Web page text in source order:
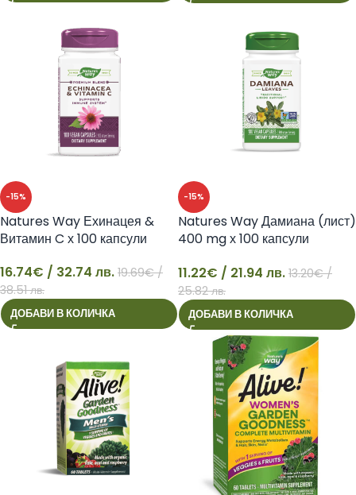
-15%
16
Natures Way Ехинацея &
Витамин C х 100 капсули
16.74€ / 32.74 лв. 19.69€/
38.51 лв.
ДОБАВИ В КОЛИЧКА
-15%
11
Natures Way Дамиана (лист)
400 mg х 100 капсули
11.22€ / 21.94 лв. 13.20€/
25.82 лв.
ДОБАВИ В КОЛИЧКА